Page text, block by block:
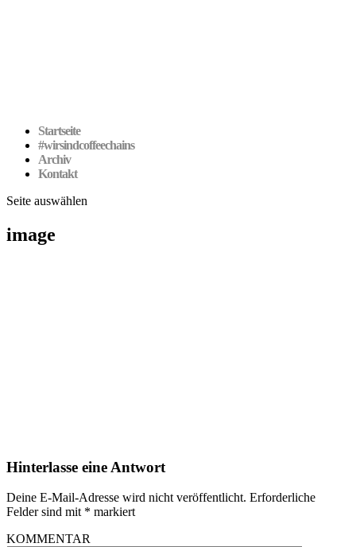
Startseite
#wirsindcoffeechains
Archiv
Kontakt
Seite auswählen
image
Hinterlasse eine Antwort
Deine E-Mail-Adresse wird nicht veröffentlicht. Erforderliche
Felder sind mit * markiert
KOMMENTAR